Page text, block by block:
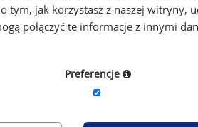
o wynagrodzeniach
tym, jak korzystasz z naszej witryny,
połączyć te informacje z innymi
Preferencje